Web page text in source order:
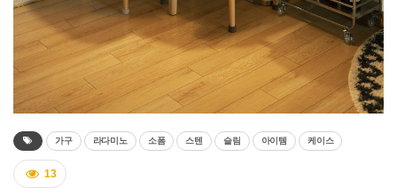
가구 라다미노 소폼 스텐 슬림 아이템 케이스
13